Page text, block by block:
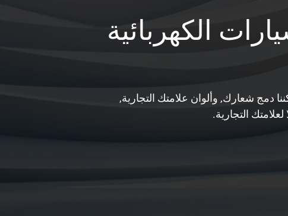
الكهربائية
دمج شعارك, وألوان علامتك التجارية,
التجارية.